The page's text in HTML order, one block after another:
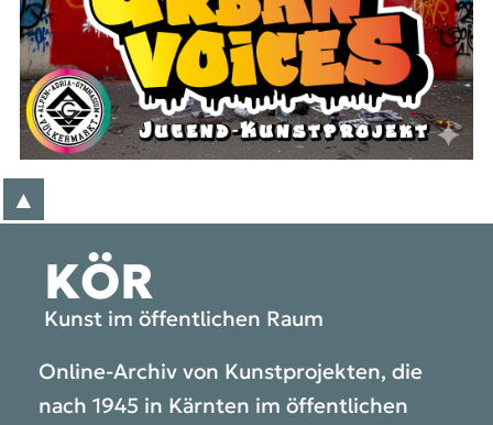
▲
KÖR
Kunst im öffentlichen Raum
Online-Archiv von Kunstprojekten, die
nach 1945 in Kärnten im öffentlichen